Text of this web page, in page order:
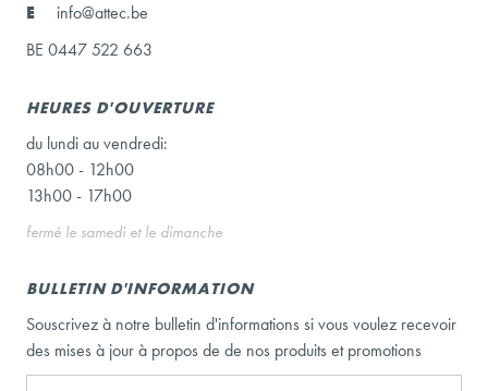
E
info@attec.be
BE 0447 522 663
HEURES D'OUVERTURE
du lundi au vendredi:
08h00 - 12h00
13h00 - 17h00
fermé le samedi et le dimanche
BULLETIN D'INFORMATION
Souscrivez à notre bulletin d'informations si vous voulez recevoir
des mises à jour à propos de de nos produits et promotions